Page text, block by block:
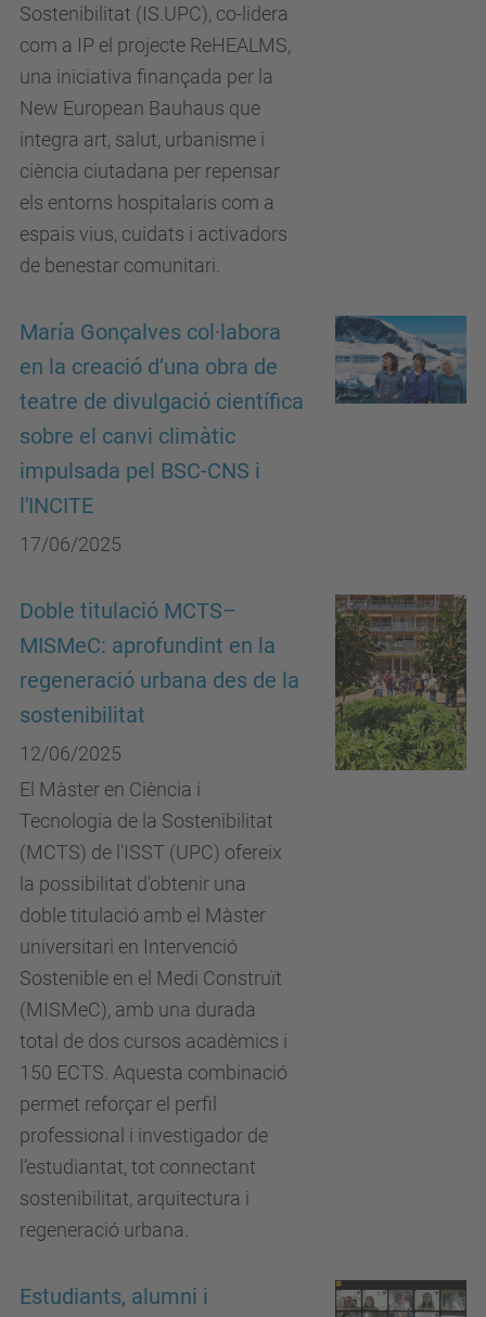
Sostenibilitat (IS.UPC), co-lidera
com a IP el projecte ReHEALMS,
una iniciativa finançada per la
New European Bauhaus que
integra art, salut, urbanisme i
ciència ciutadana per repensar
els entorns hospitalaris com a
espais vius, cuidats i activadors
de benestar comunitari.
María Gonçalves col·labora
en la creació d’una obra de
teatre de divulgació científica
sobre el canvi climàtic
impulsada pel BSC-CNS i
l'INCITE
17/06/2025
Doble titulació MCTS–
MISMeC: aprofundint en la
regeneració urbana des de la
sostenibilitat
12/06/2025
El Màster en Ciència i
Tecnologia de la Sostenibilitat
(MCTS) de l'ISST (UPC) ofereix
la possibilitat d’obtenir una
doble titulació amb el Màster
universitari en Intervenció
Sostenible en el Medi Construït
(MISMeC), amb una durada
total de dos cursos acadèmics i
150 ECTS. Aquesta combinació
permet reforçar el perfil
professional i investigador de
l’estudiantat, tot connectant
sostenibilitat, arquitectura i
regeneració urbana.
Estudiants, alumni i